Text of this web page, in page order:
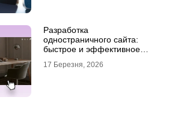
Разработка
одностраничного сайта:
быстрое и эффективное
17 Березня, 2026